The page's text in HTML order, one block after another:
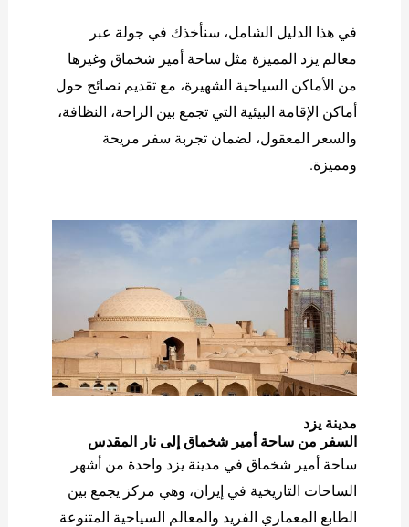
في هذا الدليل الشامل، سنأخذك في جولة عبر
معالم يزد المميزة مثل ساحة أمير شخماق وغيرها
من الأماكن السياحية الشهيرة، مع تقديم نصائح حول
أماكن الإقامة البيئية التي تجمع بين الراحة، النظافة،
والسعر المعقول، لضمان تجربة سفر مريحة
ومميزة.
مدينة یزد
السفر من ساحة أمير شخماق إلى نار المقدس
ساحة أمير شخماق في مدينة يزد واحدة من أشهر
الساحات التاريخية في إيران، وهي مركز يجمع بين
الطابع المعماري الفريد والمعالم السياحية المتنوعة